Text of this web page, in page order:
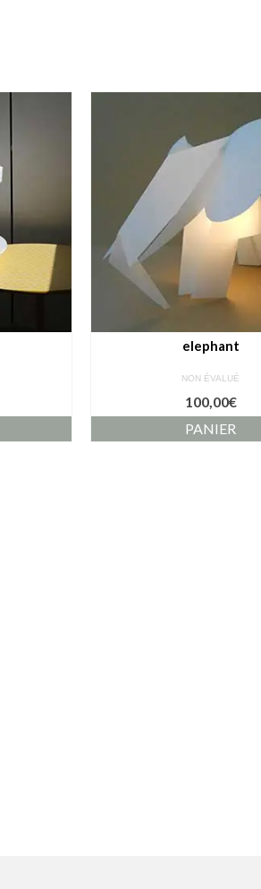
elephant
NON ÉVALUÉ
100,00€
PANIER